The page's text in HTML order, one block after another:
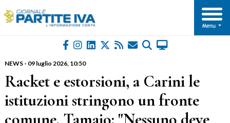
NEWS- 09 luglio 2026, 10:50
Racket e estorsioni, a Carini le
istituzioni stringono un fronte